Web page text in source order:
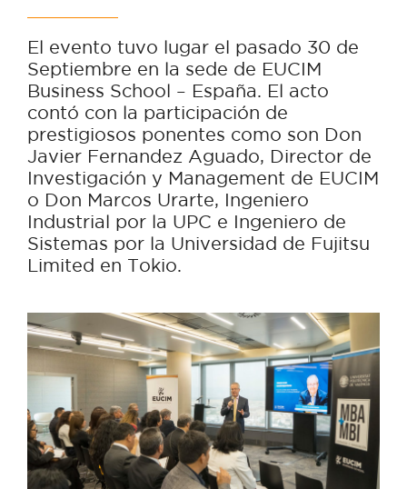
El evento tuvo lugar el pasado 30 de
Septiembre en la sede de EUCIM
Business School – España. El acto
contó con la participación de
prestigiosos ponentes como son Don
Javier Fernandez Aguado, Director de
Investigación y Management de EUCIM
o Don Marcos Urarte, Ingeniero
Industrial por la UPC e Ingeniero de
Sistemas por la Universidad de Fujitsu
Limited en Tokio.